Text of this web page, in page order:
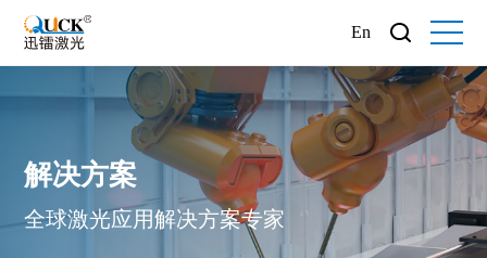
En
解决方案
全球激光应用解决方案专家